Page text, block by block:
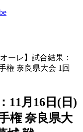
オーレ】試合結果：
権 奈良県大会 1回
11月16日(日)
権 奈良県大